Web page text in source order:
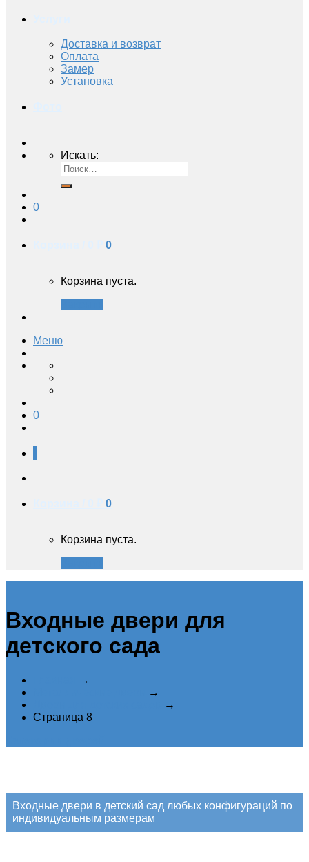
Доставка и возврат
Оплата
Замер
Установка
Искать:
0
0
Корзина пуста.
Меню
0
0
Корзина пуста.
Входные двери для
детского сада
→
→
→
Страница 8
Входные двери в детский сад любых конфигураций по
индивидуальным размерам